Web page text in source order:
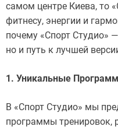
самом центре Киева, то
фитнесу, энергии и
почему «Спорт Студио»
но и путь к лучшей
1. Уникальные
В «Спорт Студио» мы
программы тренировок,